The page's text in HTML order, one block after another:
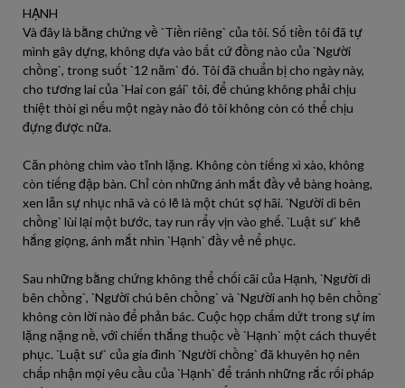
HẠNH
Và đây là bằng chứng về `Tiền riêng` của tôi. Số tiền tôi đã tự
mình gây dựng, không dựa vào bất cứ đồng nào của `Người
chồng`, trong suốt `12 năm` đó. Tôi đã chuẩn bị cho ngày này,
cho tương lai của `Hai con gái` tôi, để chúng không phải chịu
thiệt thòi gì nếu một ngày nào đó tôi không còn có thể chịu
đựng được nữa.
Căn phòng chìm vào tĩnh lặng. Không còn tiếng xì xào, không
còn tiếng đập bàn. Chỉ còn những ánh mắt đầy vẻ bàng hoàng,
xen lẫn sự nhục nhã và có lẽ là một chút sợ hãi. `Người dì bên
chồng` lùi lại một bước, tay run rẩy vịn vào ghế. `Luật sư` khẽ
hắng giọng, ánh mắt nhìn `Hạnh` đầy vẻ nể phục.
Sau những bằng chứng không thể chối cãi của Hạnh, `Người dì
bên chồng`, `Người chú bên chồng` và `Người anh họ bên chồng`
không còn lời nào để phản bác. Cuộc họp chấm dứt trong sự im
lặng nặng nề, với chiến thắng thuộc về `Hạnh` một cách thuyết
phục. `Luật sư` của gia đình `Người chồng` đã khuyên họ nên
chấp nhận mọi yêu cầu của `Hạnh` để tránh những rắc rối pháp